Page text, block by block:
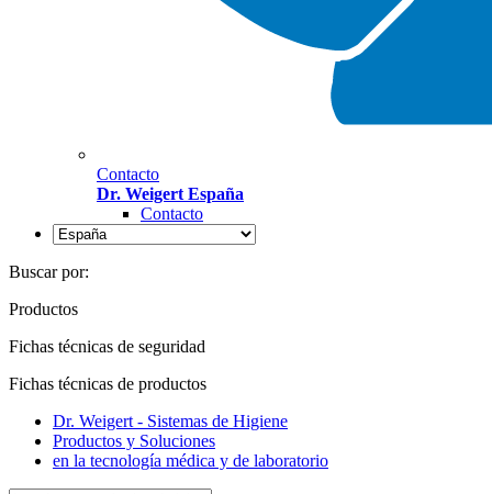
Contacto
Dr. Weigert España
Contacto
Buscar por:
Productos
Fichas técnicas de seguridad
Fichas técnicas de productos
Dr. Weigert - Sistemas de Higiene
Productos y Soluciones
en la tecnología médica y de laboratorio